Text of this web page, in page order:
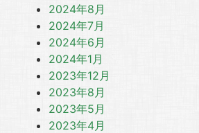
2024年8月
2024年7月
2024年6月
2024年1月
2023年12月
2023年8月
2023年5月
2023年4月